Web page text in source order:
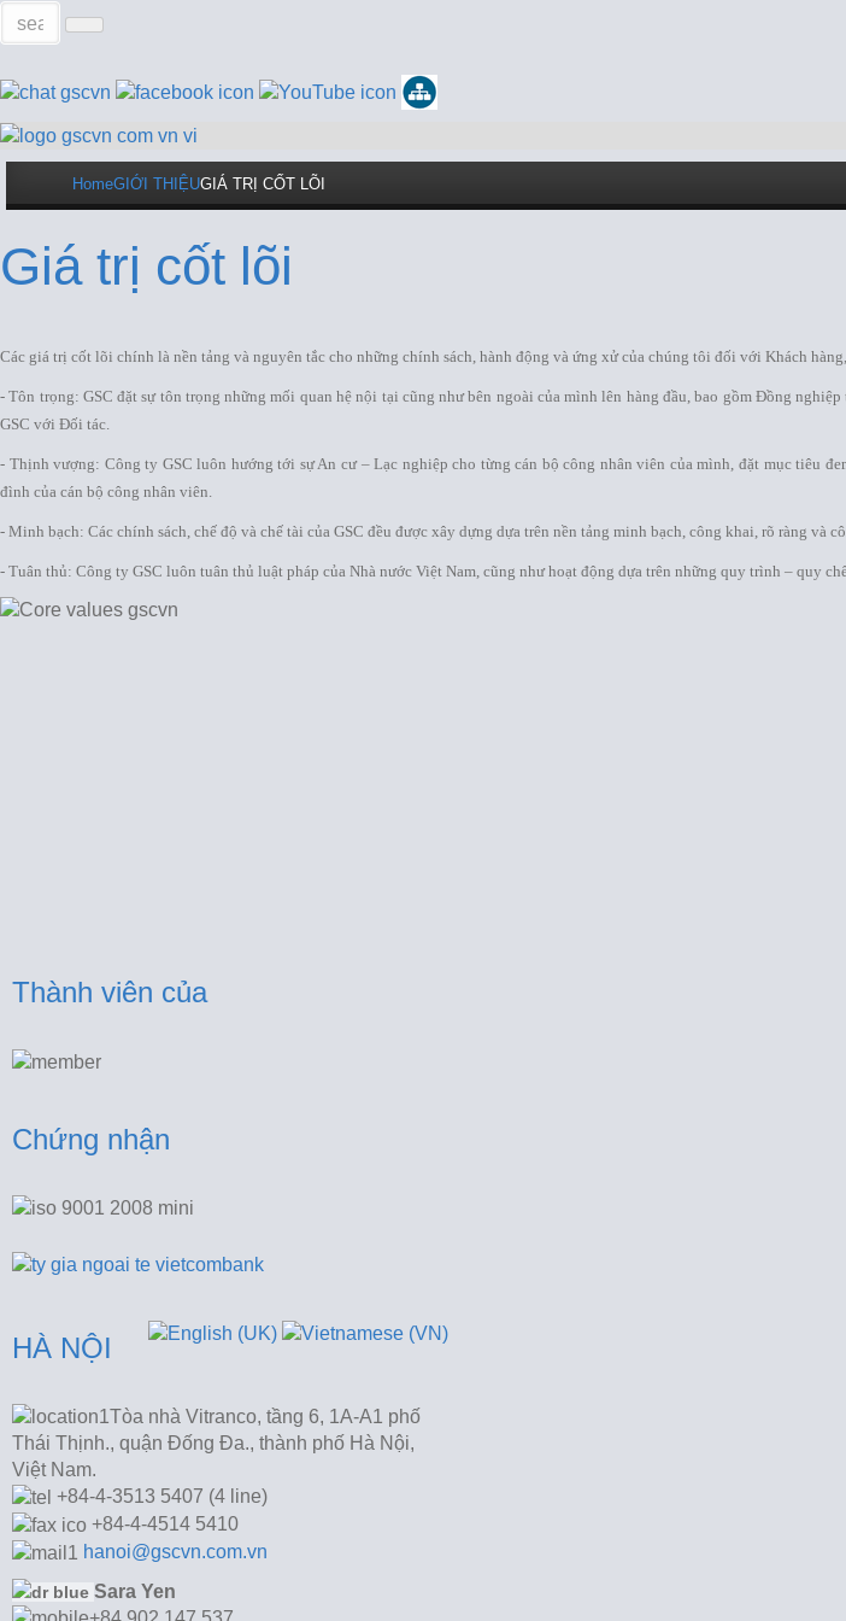
HomeGIỚI THIỆUGIÁ TRỊ CỐT LÕI
Giá trị cốt lõi
Các giá trị cốt lõi chính là nền tảng và nguyên tắc cho những chính sách, hành động và ứng xử của chúng tôi đối với Khách
- Tôn trọng: GSC đặt sự tôn trọng những mối quan hệ nội tại cũng như bên ngoài của mình lên hàng đầu, bao gồm Đồng nghiệp
GSC với Đối tác.
- Thịnh vượng: Công ty GSC luôn hướng tới sự An cư – Lạc nghiệp cho từng cán bộ công nhân viên của mình, đặt mục tiêu
đình của cán bộ công nhân viên.
- Minh bạch: Các chính sách, chế độ và chế tài của GSC đều được xây dựng dựa trên nền tảng minh bạch, công khai, rõ ràng và
- Tuân thủ: Công ty GSC luôn tuân thủ luật pháp của Nhà nước Việt Nam, cũng như hoạt động dựa trên những quy trình – quy
Thành viên của
Chứng nhận
HÀ NỘI
Tòa nhà Vitranco, tầng 6, 1A-A1 phố
Thái Thịnh., quận Đống Đa., thành phố Hà Nội,
Việt Nam.
+84-4-3513 5407 (4 line)
+84-4-4514 5410
hanoi@gscvn.com.vn
Sara Yen